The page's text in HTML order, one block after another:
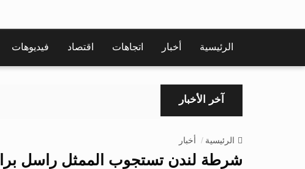
الرئيسية أخبار اتجاهات اقتصاد فيديوهات
آخر الأخبار
الرئيسية أخبار
شرطة لندن تستجوب الممثل راسل